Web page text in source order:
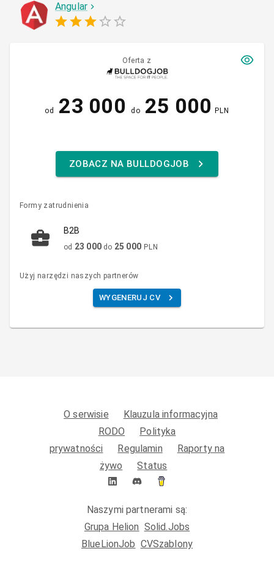
Angular
Oferta z
od 23 000 do 25 000 PLN
ZOBACZ NA BULLDOGJOB
Formy zatrudnienia
B2B
od 23 000 do 25 000 PLN
Użyj narzędzi naszych partnerów
WYGENERUJ CV
O serwisie
Klauzula informacyjna
RODO
Polityka
prywatności
Regulamin
Raporty na
żywo
Status
Naszymi partnerami są:
Grupa Helion Solid.Jobs
BlueLionJob CVSzablony